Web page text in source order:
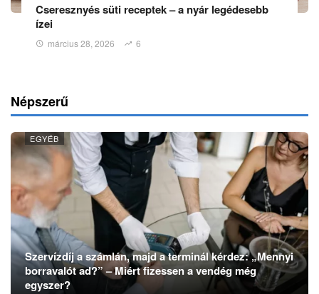
Cseresznyés süti receptek – a nyár legédesebb
ízei
március 28, 2026 6
Népszerű
EGYÉB
Szervízdíj a számlán, majd a terminál kérdez: „Mennyi
borravalót ad?” – Miért fizessen a vendég még
egyszer?